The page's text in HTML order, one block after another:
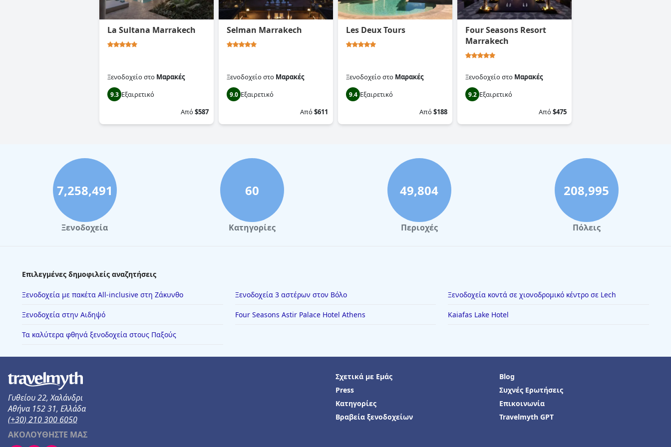
La Sultana Marrakech
Ξενοδοχείοστο Μαρακές
9.3 Εξαιρετικό
Από$587
Selman Marrakech
Ξενοδοχείοστο Μαρακές
9.0 Εξαιρετικό
Από$611
Les Deux Tours
Ξενοδοχείοστο Μαρακές
9.4 Εξαιρετικό
Από$188
Four Seasons Resort
Marrakech
Ξενοδοχείοστο Μαρακές
9.2 Εξαιρετικό
Από$475
7,258,491
Ξενοδοχεία
60
Κατηγορίες
49,804
Περιοχές
208,995
Πόλεις
Επιλεγμένες δημοφιλείς αναζητήσεις
Ξενοδοχεία με πακέτα All-inclusive στη Ζάκυνθο Ξενοδοχεία 3 αστέρων στον Βόλο Ξενοδοχεία κοντά σε χιονοδρομικό κέντρο σε Lech
Ξενοδοχεία στην Αιδηψό Four Seasons Astir Palace Hotel Athens Kaiafas Lake Hotel
Τα καλύτερα φθηνά ξενοδοχεία στους Παξούς
Γυθείου 22, Χαλάνδρι
Αθήνα 152 31, Ελλάδα
(+30) 210 300 6050
ΑΚΟΛΟΥΘΗΣΤΕ ΜΑΣ
Σχετικά με Εμάς
Press
Κατηγορίες
Βραβεία ξενοδοχείων
Blog
Συχνές Ερωτήσεις
Επικοινωνία
Travelmyth GPT